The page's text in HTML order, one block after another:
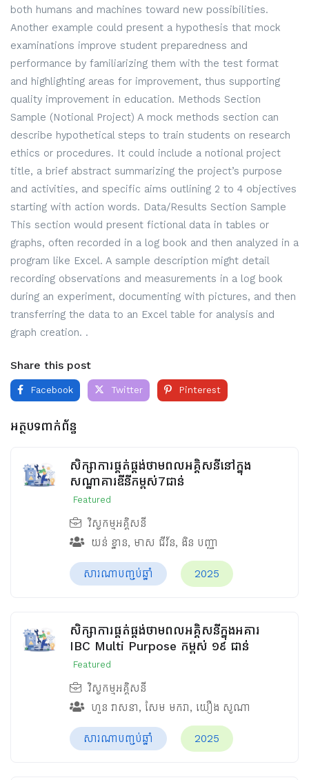
both humans and machines toward new possibilities.
Another example could present a hypothesis that mock
examinations improve student preparedness and
performance by familiarizing them with the test format
and highlighting areas for improvement, thus supporting
quality improvement in education. Methods Section
Sample (Notional Project) A mock methods section can
describe hypothetical steps to train students on research
ethics or procedures. It could include a notional project
title, a brief abstract summarizing the project’s purpose
and activities, and specific aims outlining 2 to 4 objectives
starting with action words. Data/Results Section Sample
This section would present fictional data in tables or
graphs, often recorded in a log book and then analyzed in a
program like Excel. A sample description might detail
recording observations and measurements in a log book
during an experiment, documenting with pictures, and then
transferring the data to an Excel table for analysis and
graph creation. .
Share this post
Facebook Twitter Pinterest
អត្ថបទពាក់ព័ន្ធ
សិក្សាការផ្គត់ផ្គង់ថាមពលអគ្គិសនីនៅក្នុង
សណ្ឋាគារឌីនីកម្ពស់7ជាន់
Featured
វិស្វកម្មអគ្គិសនី
យន់ ខ្នាន, មាស ជីវ័ន, ងិន បញ្ញា
សារណាបញ្ចប់ឆ្នាំ 2025
សិក្សាការផ្គត់ផ្គង់ថាមពលអគ្គិសនីក្នុងអគារ
IBC Multi Purpose កម្ពស់ ១៩ ជាន់
Featured
វិស្វកម្មអគ្គិសនី
ហួន​ វាសនា, សែម មករា, យឿង សូណា
សារណាបញ្ចប់ឆ្នាំ 2025